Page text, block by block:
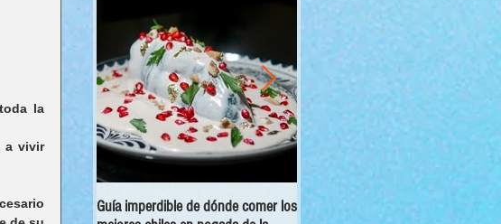
la
a vivir
Guía imperdible de dónde comer los